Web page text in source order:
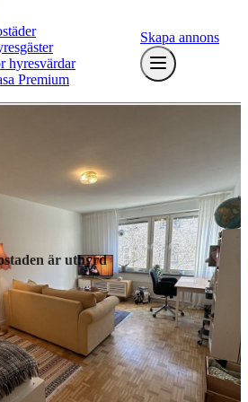
hyresvärdar
Premium
Skapa annons
är uthyrd